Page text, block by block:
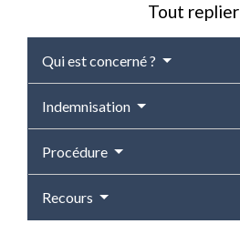
Tout replier
Qui est concerné ?
Indemnisation
Procédure
Recours